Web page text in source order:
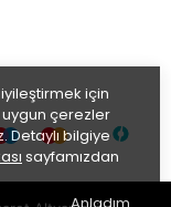
için
çerezler
Detaylı bilgiye
sayfamızdan